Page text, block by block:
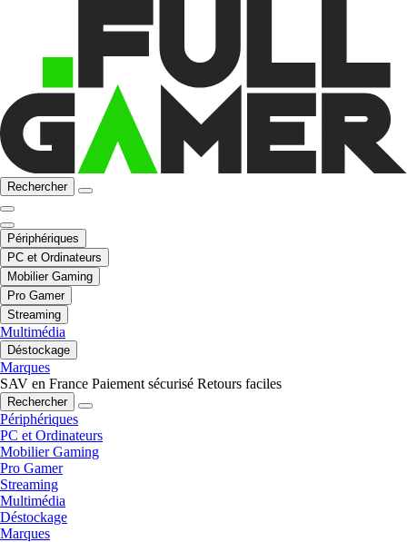
Rechercher
Périphériques
PC et Ordinateurs
Mobilier Gaming
Pro Gamer
Streaming
Multimédia
Déstockage
Marques
SAV en France Paiement sécurisé Retours faciles
Rechercher
Périphériques
PC et Ordinateurs
Mobilier Gaming
Pro Gamer
Streaming
Multimédia
Déstockage
Marques